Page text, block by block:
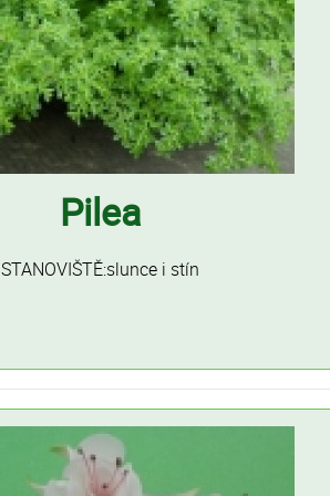
Pilea
STANOVIŠTĚ:slunce i stín